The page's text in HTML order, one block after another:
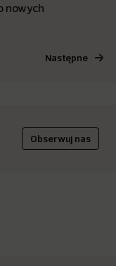
nowych
Następne
Obserwuj nas